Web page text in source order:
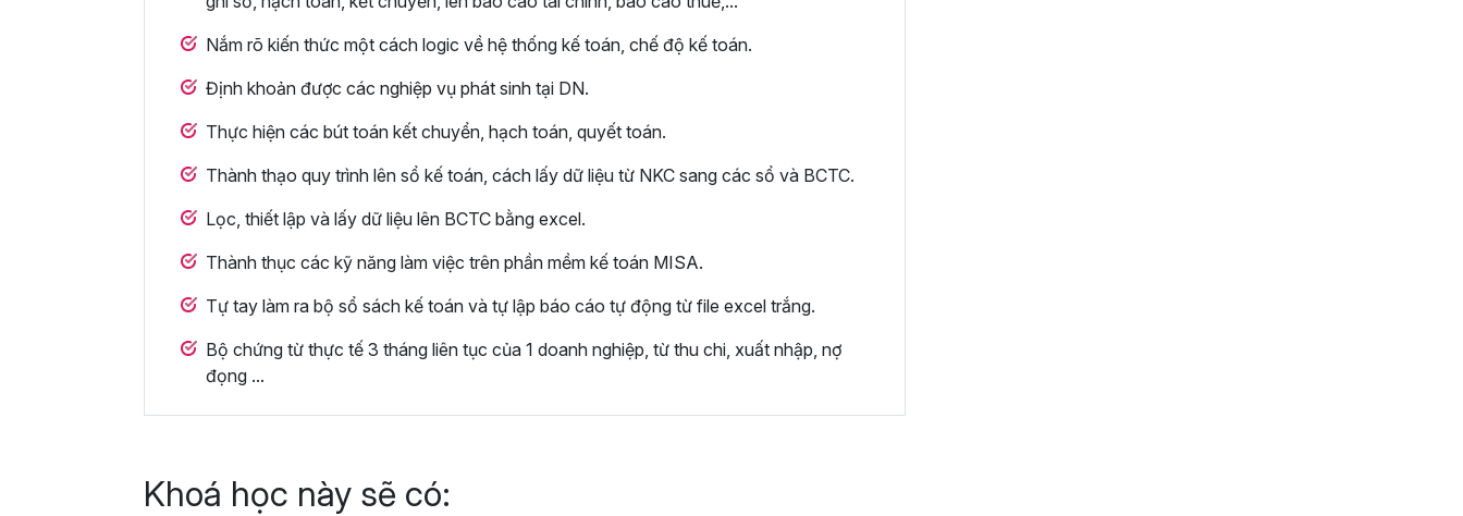
Nắm rõ kiến thức một cách logic về hệ thống kế toán, chế độ kế toán.
Định khoản được các nghiệp vụ phát sinh tại DN.
Thực hiện các bút toán kết chuyển, hạch toán, quyết toán.
Thành thạo quy trình lên sổ kế toán, cách lấy dữ liệu từ NKC sang các sổ và BCTC.
Lọc, thiết lập và lấy dữ liệu lên BCTC bằng excel.
Thành thục các kỹ năng làm việc trên phần mềm kế toán MISA.
Tự tay làm ra bộ sổ sách kế toán và tự lập báo cáo tự động từ file excel trắng.
Bộ chứng từ thực tế 3 tháng liên tục của 1 doanh nghiệp, từ thu chi, xuất nhập, nợ
đọng ...
Khoá học này sẽ có: